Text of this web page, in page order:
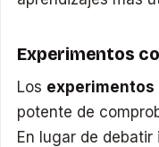
Experimentos
Los
potente de
En lugar de